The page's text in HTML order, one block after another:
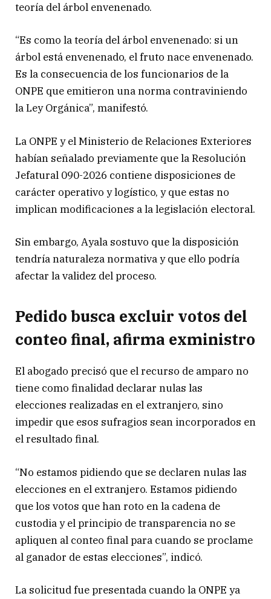
teoría del árbol envenenado.
“Es como la teoría del árbol envenenado: si un
árbol está envenenado, el fruto nace envenenado.
Es la consecuencia de los funcionarios de la
ONPE que emitieron una norma contraviniendo
la Ley Orgánica”, manifestó.
La ONPE y el Ministerio de Relaciones Exteriores
habían señalado previamente que la Resolución
Jefatural 090-2026 contiene disposiciones de
carácter operativo y logístico, y que estas no
implican modificaciones a la legislación electoral.
Sin embargo, Ayala sostuvo que la disposición
tendría naturaleza normativa y que ello podría
afectar la validez del proceso.
Pedido busca excluir votos del
conteo final, afirma exministro
El abogado precisó que el recurso de amparo no
tiene como finalidad declarar nulas las
elecciones realizadas en el extranjero, sino
impedir que esos sufragios sean incorporados en
el resultado final.
“No estamos pidiendo que se declaren nulas las
elecciones en el extranjero. Estamos pidiendo
que los votos que han roto en la cadena de
custodia y el principio de transparencia no se
apliquen al conteo final para cuando se proclame
al ganador de estas elecciones”, indicó.
La solicitud fue presentada cuando la ONPE ya